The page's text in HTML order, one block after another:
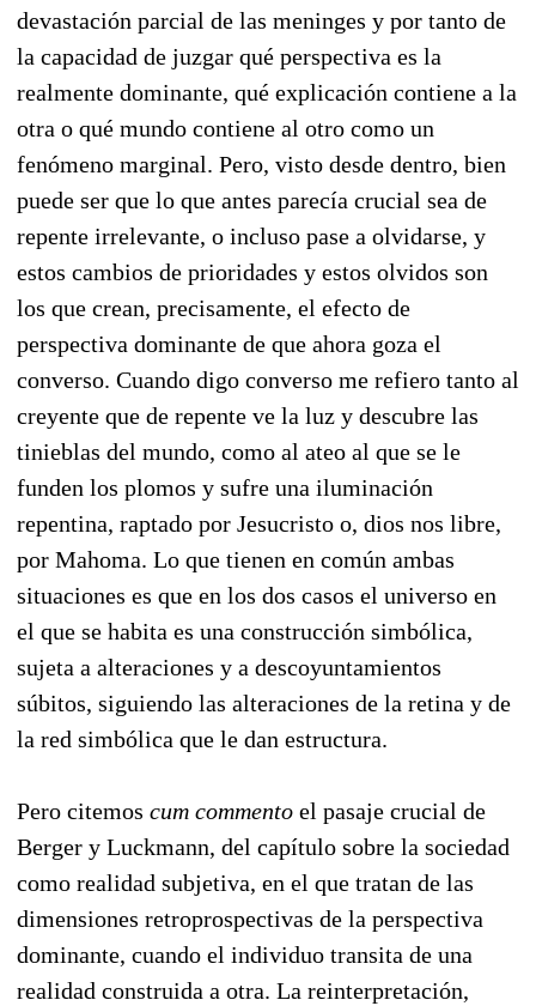
devastación parcial de las meninges y por tanto de
la capacidad de juzgar qué perspectiva es la
realmente dominante, qué explicación contiene a la
otra o qué mundo contiene al otro como un
fenómeno marginal. Pero, visto desde dentro, bien
puede ser que lo que antes parecía crucial sea de
repente irrelevante, o incluso pase a olvidarse, y
estos cambios de prioridades y estos olvidos son
los que crean, precisamente, el efecto de
perspectiva dominante de que ahora goza el
converso. Cuando digo converso me refiero tanto al
creyente que de repente ve la luz y descubre las
tinieblas del mundo, como al ateo al que se le
funden los plomos y sufre una iluminación
repentina, raptado por Jesucristo o, dios nos libre,
por Mahoma. Lo que tienen en común ambas
situaciones es que en los dos casos el universo en
el que se habita es una construcción simbólica,
sujeta a alteraciones y a descoyuntamientos
súbitos, siguiendo las alteraciones de la retina y de
la red simbólica que le dan estructura.
Pero citemos cum commento el pasaje crucial de
Berger y Luckmann, del capítulo sobre la sociedad
como realidad subjetiva, en el que tratan de las
dimensiones retroprospectivas de la perspectiva
dominante, cuando el individuo transita de una
realidad construida a otra. La reinterpretación,